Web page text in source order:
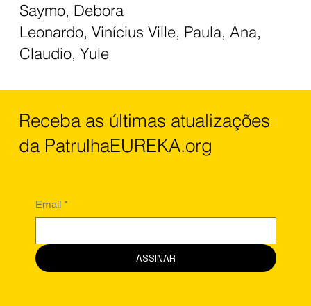
Saymo, Debora
Leonardo, Vinícius Ville, Paula, Ana,
Claudio, Yule
Receba as últimas atualizações
da PatrulhaEUREKA.org
Email *
ASSINAR